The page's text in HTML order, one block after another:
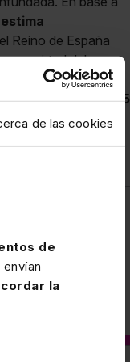
de las cookies
de
la
estima
Reino de España
en virtud del
en vigor laL
2º y laL 39/2015
C-278/20EDJ